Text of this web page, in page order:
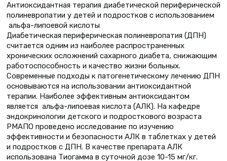
Антиоксидантная терапия диабетической периферической
полиневропатии у детей и подростков с использованием
альфа-липоевой кислоты
Диабетическая периферическая полиневропатия (ДПН)
считается одним из наиболее распространенных
хронических осложнений сахарного диабета, снижающим
работоспособность и качество жизни больных.
Современные подходы к патогенетическому лечению ДПН
основываются на использовании антиоксидантной
терапии. Наиболее эффективным антиоксидантом
является альфа-липоевая кислота (АЛК). На кафедре
эндокринологии детского и подросткового возраста
РМАПО проведено исследование по изучению
эффективности и безопасности АЛК в таблетках у детей
и подростков с ДПН. В качестве препарата АЛК
использована Тиогамма в суточной дозе 10-15 мг/кг.